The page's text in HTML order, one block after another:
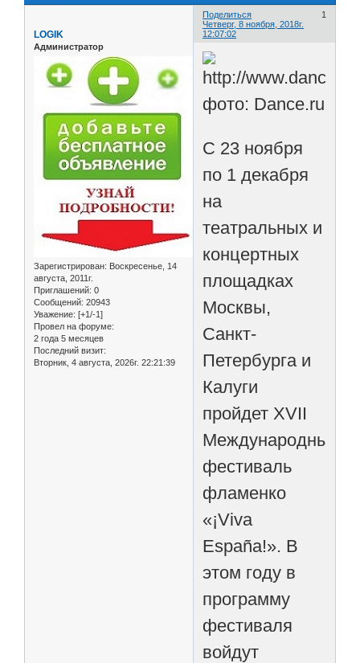
Поделиться
1
Четверг, 8 ноября, 2018г.
12:07:02
LOGIK
Администратор
Зарегистрирован: Воскресенье, 14
августа, 2011г.
Приглашений: 0
Сообщений: 20943
Уважение: [+1/-1]
Провел на форуме:
2 года 5 месяцев
Последний визит:
Вторник, 4 августа, 2026г. 22:21:39
фото: Dance.ru
С 23 ноября
по 1 декабря
на
театральных и
концертных
площадках
Москвы,
Санкт-
Петербурга и
Калуги
пройдет XVII
Международный
фестиваль
фламенко
«¡Viva
España!». В
этом году в
программу
фестиваля
войдут